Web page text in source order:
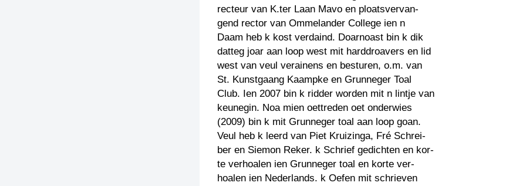
recteur van K.ter Laan Mavo en ploatsvervan-
gend rector van Ommelander College ien n
Daam heb k kost verdaind. Doarnoast bin k dik
datteg joar aan loop west mit harddroavers en lid
west van veul verainens en besturen, o.m. van
St. Kunstgaang Kaampke en Grunneger Toal
Club. Ien 2007 bin k ridder worden mit n lintje van
keunegin. Noa mien oettreden oet onderwies
(2009) bin k mit Grunneger toal aan loop goan.
Veul heb k leerd van Piet Kruizinga, Fré Schrei-
ber en Siemon Reker. k Schrief gedichten en kor-
te verhoalen ien Grunneger toal en korte ver-
hoalen ien Nederlands. k Oefen mit schrieven